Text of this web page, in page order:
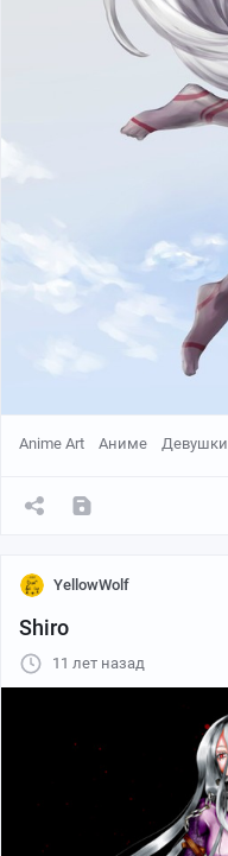
Anime Art Аниме Девушки
YellowWolf
Shiro
11 лет назад